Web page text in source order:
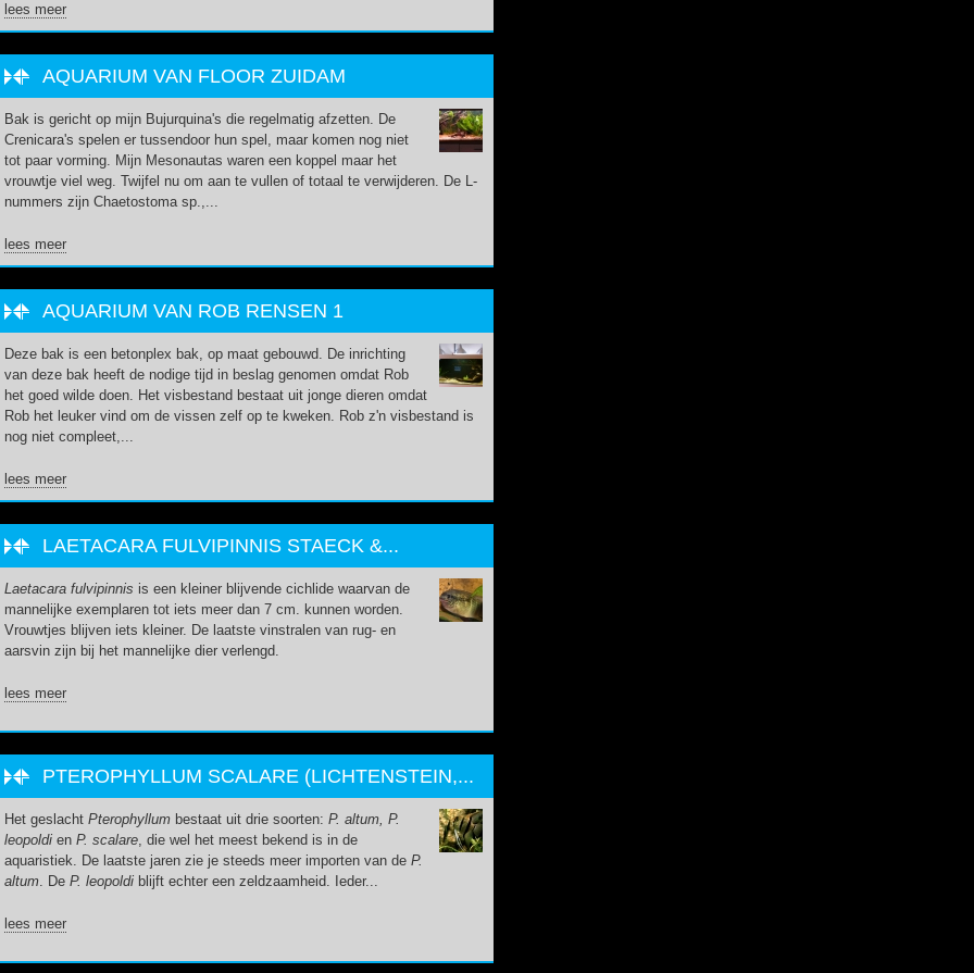
lees meer
AQUARIUM VAN FLOOR ZUIDAM
Bak is gericht op mijn Bujurquina's die regelmatig afzetten. De
Crenicara's spelen er tussendoor hun spel, maar komen nog niet
tot paar vorming. Mijn Mesonautas waren een koppel maar het
vrouwtje viel weg. Twijfel nu om aan te vullen of totaal te verwijderen. De L-
nummers zijn Chaetostoma sp.,...
lees meer
AQUARIUM VAN ROB RENSEN 1
Deze bak is een betonplex bak, op maat gebouwd. De inrichting
van deze bak heeft de nodige tijd in beslag genomen omdat Rob
het goed wilde doen. Het visbestand bestaat uit jonge dieren omdat
Rob het leuker vind om de vissen zelf op te kweken. Rob z'n visbestand is
nog niet compleet,...
lees meer
LAETACARA FULVIPINNIS STAECK &...
Laetacara fulvipinnis is een kleiner blijvende cichlide waarvan de
mannelijke exemplaren tot iets meer dan 7 cm. kunnen worden.
Vrouwtjes blijven iets kleiner. De laatste vinstralen van rug- en
aarsvin zijn bij het mannelijke dier verlengd.
lees meer
PTEROPHYLLUM SCALARE (LICHTENSTEIN,...
Het geslacht Pterophyllum bestaat uit drie soorten: P. altum, P.
leopoldi en P. scalare, die wel het meest bekend is in de
aquaristiek. De laatste jaren zie je steeds meer importen van de P.
altum. De P. leopoldi blijft echter een zeldzaamheid. Ieder...
lees meer